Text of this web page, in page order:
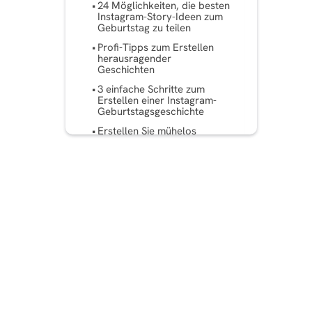
24 Möglichkeiten, die besten
Instagram-Story-Ideen zum
Geburtstag zu teilen
Profi-Tipps zum Erstellen
herausragender
Geschichten
3 einfache Schritte zum
Erstellen einer Instagram-
Geburtstagsgeschichte
Erstellen Sie mühelos